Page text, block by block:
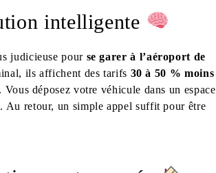
intelligente
judicieuse pour se garer à l’aéroport de
ils affichent des tarifs 30 à 50 % moins
déposez votre véhicule dans un espace
Au retour, un simple appel suffit pour être